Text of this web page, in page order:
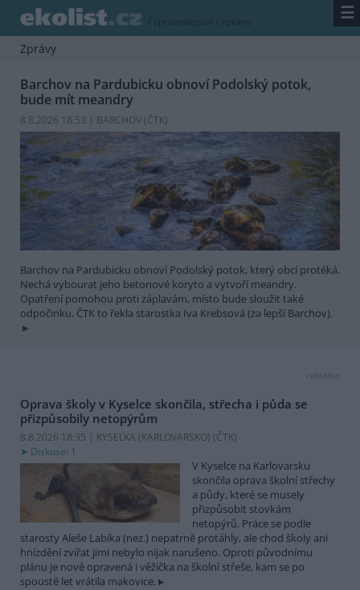
/ zpravodajství / zprávy ☰
Zprávy
Barchov na Pardubicku obnoví Podolský potok,
bude mít meandry
8.8.2026 18:53 | BARCHOV (ČTK)
Barchov na Pardubicku obnoví Podolský potok, který obcí protéká.
Nechá vybourat jeho betonové koryto a vytvoří meandry.
Opatření pomohou proti záplavám, místo bude sloužit také
odpočinku. ČTK to řekla starostka Iva Krebsová (za lepší Barchov).
reklama
Oprava školy v Kyselce skončila, střecha i půda se
přizpůsobily netopýrům
8.8.2026 18:35 | KYSELKA (KARLOVARSKO) (ČTK)
Diskuse: 1
V Kyselce na Karlovarsku
skončila oprava školní střechy
a půdy, které se musely
přizpůsobit stovkám
netopýrů. Práce se podle
starosty Aleše Labíka (nez.) nepatrně protáhly, ale chod školy ani
hnízdění zvířat jimi nebylo nijak narušeno. Oproti původnímu
plánu je nově opravená i věžička na školní střeše, kam se po
spoustě let vrátila makovice.